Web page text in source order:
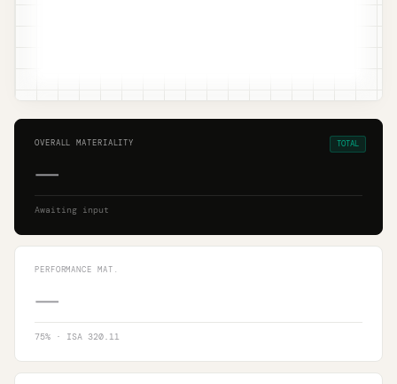
OVERALL MATERIALITY
—
Awaiting input
TOTAL
PERFORMANCE MAT.
—
75% · ISA 320.11